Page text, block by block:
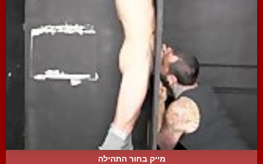
מייק בחור התהילה